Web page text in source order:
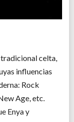
tradicional celta,
influencias
Rock
Age, etc.
Enya y